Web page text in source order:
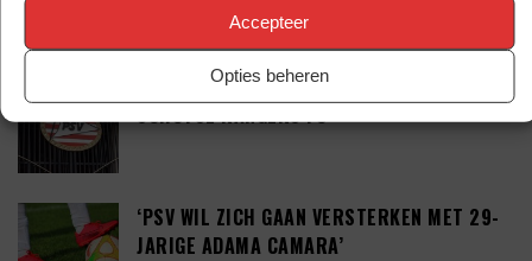
Accepteer
Opties beheren
‘PSV IN ONDERHANDELING MET HET
SCHOTSE RANGERS FC’
‘PSV WIL ZICH GAAN VERSTERKEN MET 29-
JARIGE ADAMA CAMARA’